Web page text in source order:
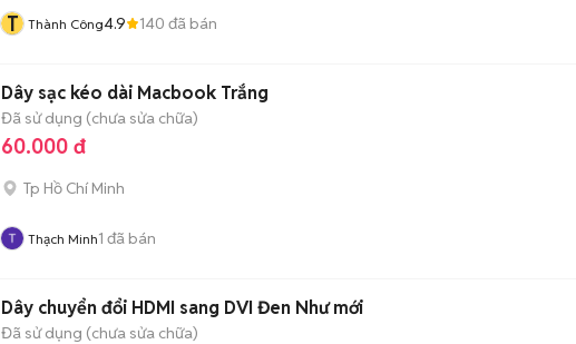
T Thành Công4.9 140 đã bán
Dây sạc kéo dài Macbook Trắng
Đã sử dụng (chưa sửa chữa)
60.000 đ
Tp Hồ Chí Minh
Thạch Minh1 đã bán
Dây chuyển đổi HDMI sang DVI Đen Như mới
Đã sử dụng (chưa sửa chữa)